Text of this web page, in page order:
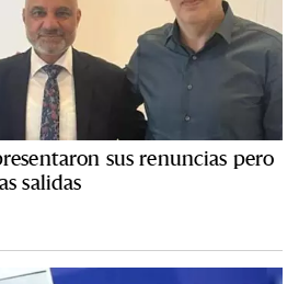
sus renuncias pero
salidas